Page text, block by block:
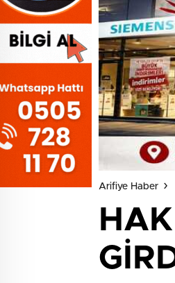
Arifiye Haber